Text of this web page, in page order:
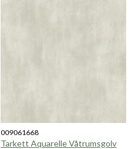
009061668
Tarkett Aquarelle Våtrumsgolv